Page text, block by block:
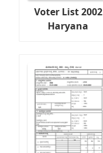
Voter List 2002
Haryana